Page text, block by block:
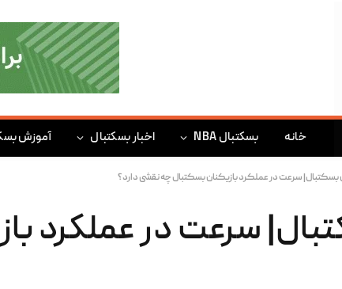
خانه بسکتبال NBA اخبار بسکتبال آموزش
سرعت در عملکرد بازیکنان بسکتبال چه نقشی دارد؟
سرعت در عملکرد